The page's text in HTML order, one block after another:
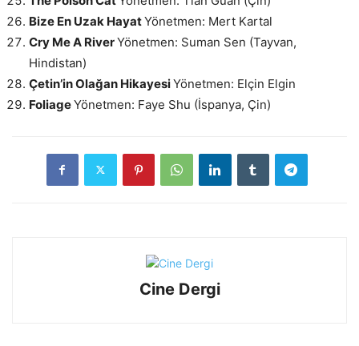
Bize En Uzak HayatYönetmen: Mert Kartal
Cry Me A RiverYönetmen: Suman Sen (Tayvan,
Hindistan)
Çetin’in Olağan HikayesiYönetmen: Elçin Elgin
FoliageYönetmen: Faye Shu (İspanya, Çin)
Cine Dergi